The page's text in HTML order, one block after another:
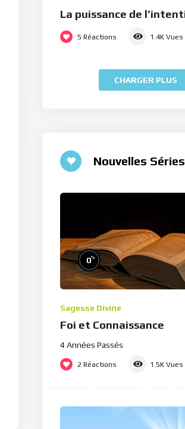
La puissance de
5 Réactions 1.4K Vues
CHARGER PLUS
Nouvelles Séries
0%
Sagesse Divine
Foi et Connaissance
4 Années Passés
2 Réactions 1.5K Vues